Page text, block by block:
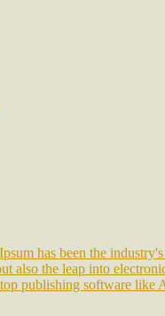
has been the
also the leap into
publishing software like